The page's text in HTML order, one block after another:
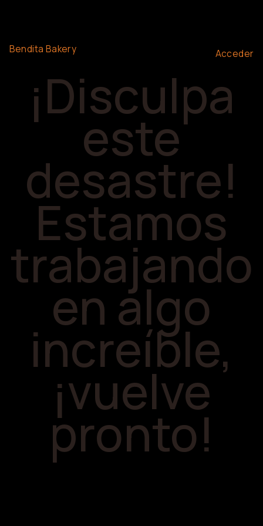
Bendita Bakery Acceder
¡Disculpa
este
desastre!
Estamos
trabajando
en algo
increíble,
¡vuelve
pronto!